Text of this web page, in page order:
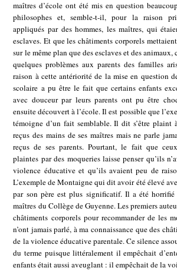
maîtres d’école ont été mis en question
philosophes et, semble-t-il, pour la raison
appliqués par des hommes, les maîtres, qui
esclaves. Et que les châtiments corporels
sur le même plan que des esclaves et des
quelques problèmes aux parents des familles
raison à cette antériorité de la mise en question
scolaire a pu être le fait que certains enfants
avec douceur par leurs parents ont pu être
ensuite découvert à l’école. Il est possible que
témoigne d’un fait semblable. Il dit s’être plaint
reçus des mains de ses maîtres mais ne parle
reçus de ses parents. Pourtant, le fait que
plaintes par des moqueries laisse penser qu’ils
violence éducative et qu’ils avaient peu de
L’exemple de Montaigne qui dit avoir été élevé
par son père est plus significatif. Il a été
maîtres du Collège de Guyenne. Les premiers
châtiments corporels pour recommander de les
n’ont jamais parlé, à ma connaissance que des
de la violence éducative parentale. Ce silence
du terme puisque littéralement il empêchait
enfants était aussi aveuglant : il empêchait de la